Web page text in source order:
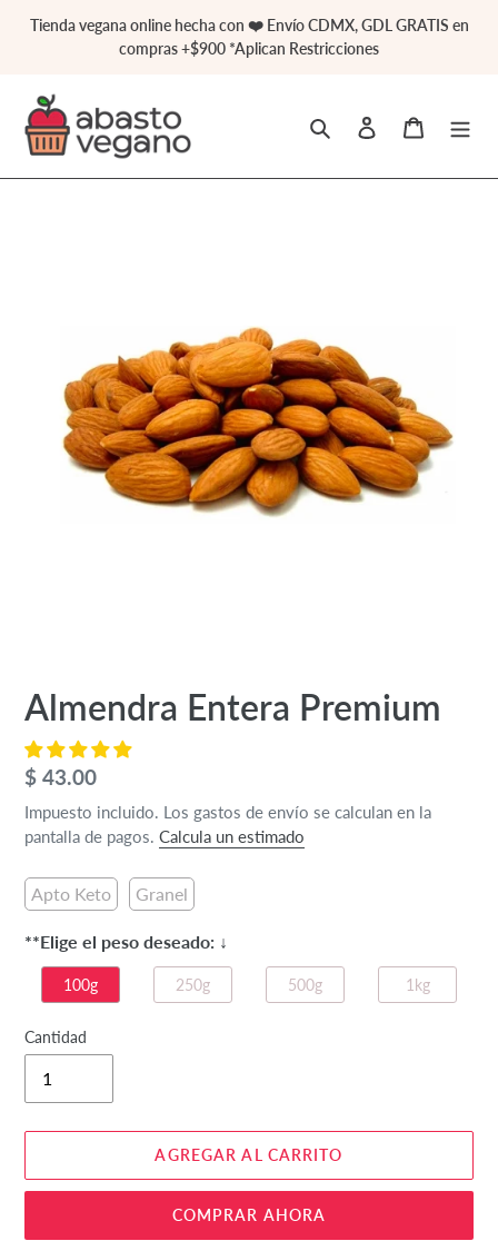
directamente
contenido
Tienda vegana online hecha con ❤️ Envío CDMX, GDL GRATIS en
compras +$900 *Aplican Restricciones
Buscar Ingresar Carrito
Almendra Entera Premium
Precio
habitual
$ 43.00
Impuesto incluido. Los gastos de envío se calculan en la
pantalla de pagos. Calcula un estimado
Apto Keto Granel
**Elige el peso deseado: ↓
100g 250g 500g 1kg
Cantidad
AGREGAR AL CARRITO
COMPRAR AHORA